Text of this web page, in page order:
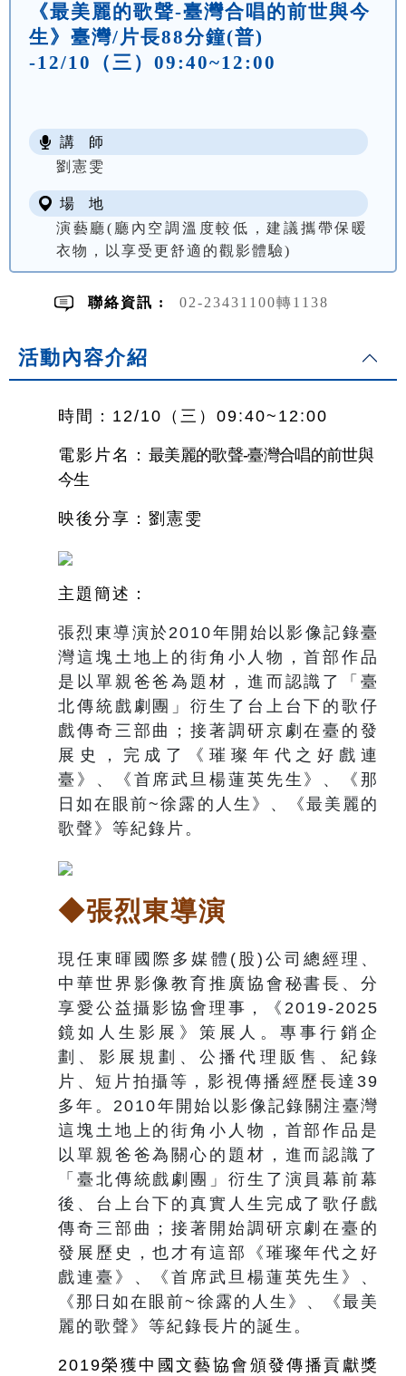
《最美麗的歌聲-臺灣合唱的前世與今
生》臺灣/片長88分鐘(普)
-12/10（三）09:40~12:00
講 師
劉憲雯
場 地
演藝廳(廳內空調溫度較低，建議攜帶保暖
衣物，以享受更舒適的觀影體驗)
聯絡資訊 : 02-23431100轉1138
活動內容介紹
時間：12/10（三）09:40~12:00
電影片名 ：最美麗的歌聲-臺灣合唱的前世與
今生
映後分享：劉憲雯
主題簡述：
張烈東導演於2010年開始以影像記錄臺
灣這塊土地上的街角小人物，首部作品
是以單親爸爸為題材，進而認識了「臺
北傳統戲劇團」衍生了台上台下的歌仔
戲傳奇三部曲；接著調研京劇在臺的發
展史，完成了《璀璨年代之好戲連
臺》、《首席武旦楊蓮英先生》、《那
日如在眼前~徐露的人生》、《最美麗的
歌聲》等紀錄片。
◆張烈東導演
現任東暉國際多媒體(股)公司總經理、
中華世界影像教育推廣協會秘書長、分
享愛公益攝影協會理事，《2019-2025
鏡如人生影展》策展人。專事行銷企
劃、影展規劃、公播代理販售、紀錄
片、短片拍攝等，影視傳播經歷長達39
多年。2010年開始以影像記錄關注臺灣
這塊土地上的街角小人物，首部作品是
以單親爸爸為關心的題材，進而認識了
「臺北傳統戲劇團」衍生了演員幕前幕
後、台上台下的真實人生完成了歌仔戲
傳奇三部曲；接著開始調研京劇在臺的
發展歷史，也才有這部《璀璨年代之好
戲連臺》、《首席武旦楊蓮英先生》、
《那日如在眼前~徐露的人生》、《最美
麗的歌聲》等紀錄長片的誕生。
2019榮獲中國文藝協會頒發傳播貢獻獎